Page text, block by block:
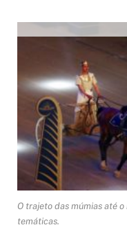
O trajeto das múmias até
temáticas.